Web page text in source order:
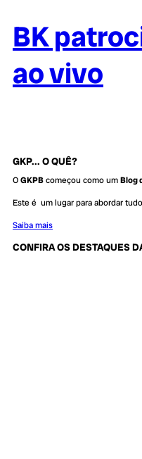
BK
ao vivo
GKP... O QUÊ?
OGKPBcomeçou como umBlog
Este é um lugar para abordar
Saiba mais
CONFIRA OS DESTAQUES